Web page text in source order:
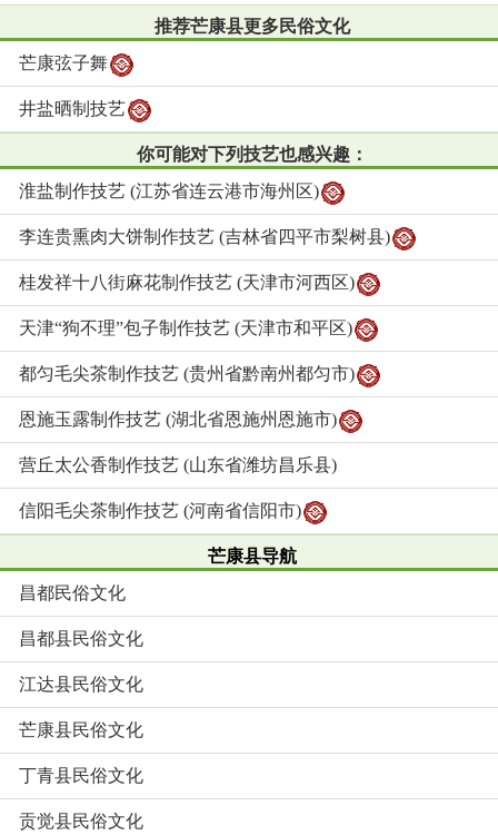
推荐芒康县更多民俗文化
芒康弦子舞
井盐晒制技艺
你可能对下列技艺也感兴趣：
淮盐制作技艺 (江苏省连云港市海州区)
李连贵熏肉大饼制作技艺 (吉林省四平市梨树县)
桂发祥十八街麻花制作技艺 (天津市河西区)
天津“狗不理”包子制作技艺 (天津市和平区)
都匀毛尖茶制作技艺 (贵州省黔南州都匀市)
恩施玉露制作技艺 (湖北省恩施州恩施市)
营丘太公香制作技艺 (山东省潍坊昌乐县)
信阳毛尖茶制作技艺 (河南省信阳市)
芒康县导航
昌都民俗文化
昌都县民俗文化
江达县民俗文化
芒康县民俗文化
丁青县民俗文化
贡觉县民俗文化